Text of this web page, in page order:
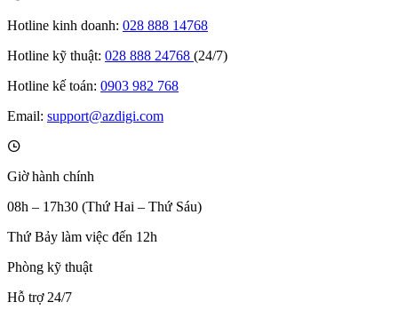
Hotline kinh doanh: 028 888 14768
Hotline kỹ thuật: 028 888 24768 (24/7)
Hotline kế toán: 0903 982 768
Email: support@azdigi.com
Giờ hành chính
08h – 17h30 (Thứ Hai – Thứ Sáu)
Thứ Bảy làm việc đến 12h
Phòng kỹ thuật
Hỗ trợ 24/7